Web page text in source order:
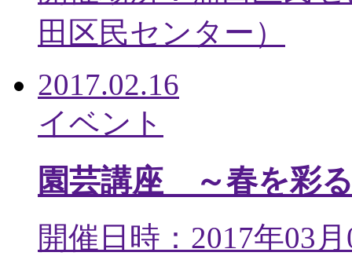
田区民センター ）
2017.02.16
イベント
園芸講座 ～春を彩
開催日時：2017年03